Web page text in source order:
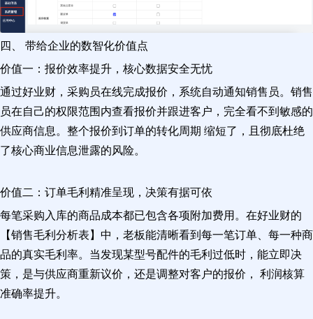
四、 带给企业的数智化价值点
价值一：报价效率提升，核心数据安全无忧
通过好业财，采购员在线完成报价，系统自动通知销售员。销售
员在自己的权限范围内查看报价并跟进客户，完全看不到敏感的
供应商信息。整个报价到订单的转化周期 缩短了，且彻底杜绝
了核心商业信息泄露的风险。
价值二：订单毛利精准呈现，决策有据可依
每笔采购入库的商品成本都已包含各项附加费用。在好业财的
【销售毛利分析表】中，老板能清晰看到每一笔订单、每一种商
品的真实毛利率。当发现某型号配件的毛利过低时，能立即决
策，是与供应商重新议价，还是调整对客户的报价， 利润核算
准确率提升。